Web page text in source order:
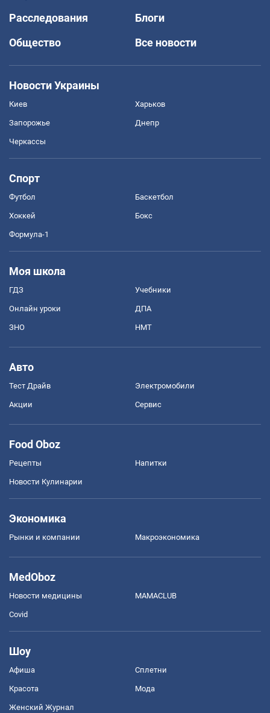
Расследования
Блоги
Общество
Все новости
Новости Украины
Киев Харьков
Запорожье Днепр
Черкассы
Спорт
Футбол Баскетбол
Хоккей Бокс
Формула-1
Моя школа
ГДЗ Учебники
Онлайн уроки ДПА
ЗНО НМТ
Авто
Тест Драйв Электромобили
Акции Сервис
Food Oboz
Рецепты Напитки
Новости Кулинарии
Экономика
Рынки и компании Mакроэкономика
MedOboz
Новости медицины MAMACLUB
Covid
Шоу
Афиша Сплетни
Красота Мода
Женский Журнал